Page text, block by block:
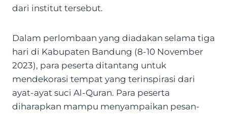
dari institut tersebut.
Dalam perlombaan yang diadakan selama tiga
hari di Kabupaten Bandung (8-10 November
2023), para peserta ditantang untuk
mendekorasi tempat yang terinspirasi dari
ayat-ayat suci Al-Quran. Para peserta
diharapkan mampu menyampaikan pesan-